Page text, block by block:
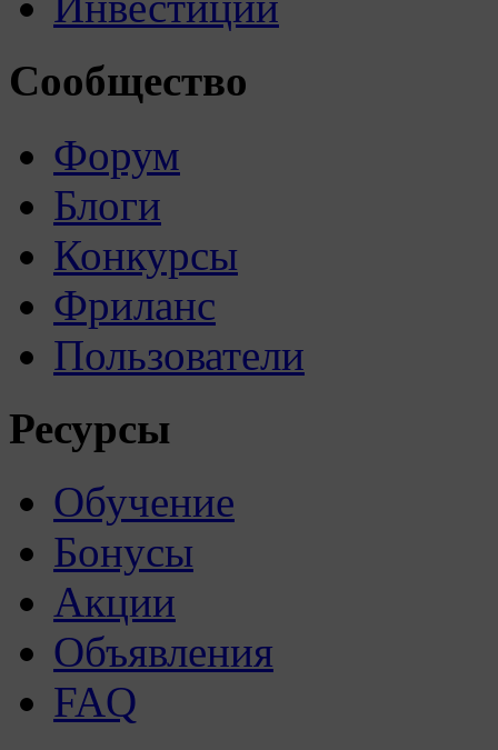
Сообщество
Форум
Блоги
Конкурсы
Фриланс
Пользователи
Ресурсы
Обучение
Бонусы
Акции
Объявления
FAQ